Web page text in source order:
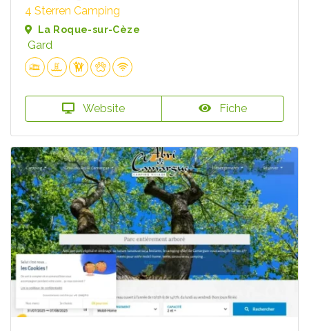
4 Sterren Camping
La Roque-sur-Cèze
Gard
Website Fiche